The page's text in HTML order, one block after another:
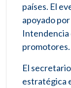
países. El
apoyado
promotores.
El
estratégica